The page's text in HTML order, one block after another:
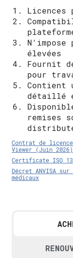
Licences
N'impose
élevées
Fournit
pour
Contient
détaillé
remises
Contrat de
Viewer (Juin 2026)
Certificate ISO
Décret ANVISA
médicaux